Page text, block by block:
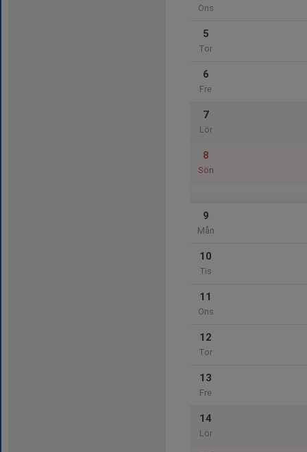
Ons
5
Tor
6
Fre
7
Lör
8
Sön
9
Mån
10
Tis
11
Ons
12
Tor
13
Fre
14
Lör